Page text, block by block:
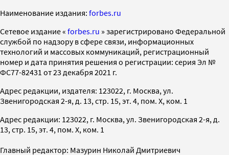
Наименование издания: forbes.ru
Cетевое издание « forbes.ru » зарегистрировано Федеральной
службой по надзору в сфере связи, информационных
технологий и массовых коммуникаций, регистрационный
номер и дата принятия решения о регистрации: серия Эл №
ФС77-82431 от 23 декабря 2021 г.
Адрес редакции, издателя: 123022, г. Москва, ул.
Звенигородская 2-я, д. 13, стр. 15, эт. 4, пом. X, ком. 1
Адрес редакции: 123022, г. Москва, ул. Звенигородская 2-я, д.
13, стр. 15, эт. 4, пом. X, ком. 1
Главный редактор: Мазурин Николай Дмитриевич